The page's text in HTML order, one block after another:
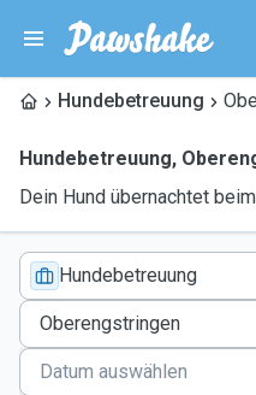
Hundebetreuung
Hundebetreuung,
Dein Hund übernachtet
Hundebetreuung